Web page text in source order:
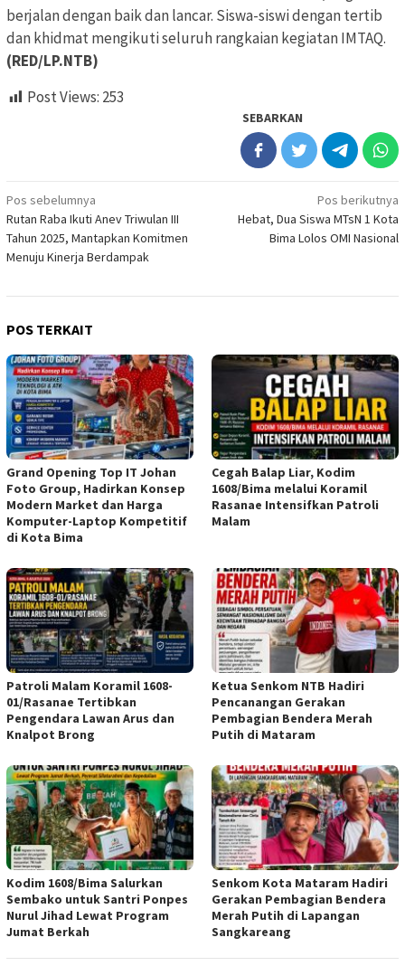
berjalan dengan baik dan lancar. Siswa-siswi dengan tertib
dan khidmat mengikuti seluruh rangkaian kegiatan IMTAQ.
(RED/LP.NTB)
Post Views: 253
SEBARKAN
Navigasi
pos
Pos sebelumnya
Rutan Raba Ikuti Anev Triwulan III
Tahun 2025, Mantapkan Komitmen
Menuju Kinerja Berdampak
Pos berikutnya
Hebat, Dua Siswa MTsN 1 Kota
Bima Lolos OMI Nasional
POS TERKAIT
Grand Opening Top IT Johan
Foto Group, Hadirkan Konsep
Modern Market dan Harga
Komputer-Laptop Kompetitif
di Kota Bima
Cegah Balap Liar, Kodim
1608/Bima melalui Koramil
Rasanae Intensifkan Patroli
Malam
Patroli Malam Koramil 1608-
01/Rasanae Tertibkan
Pengendara Lawan Arus dan
Knalpot Brong
Ketua Senkom NTB Hadiri
Pencanangan Gerakan
Pembagian Bendera Merah
Putih di Mataram
Kodim 1608/Bima Salurkan
Sembako untuk Santri Ponpes
Nurul Jihad Lewat Program
Jumat Berkah
Senkom Kota Mataram Hadiri
Gerakan Pembagian Bendera
Merah Putih di Lapangan
Sangkareang